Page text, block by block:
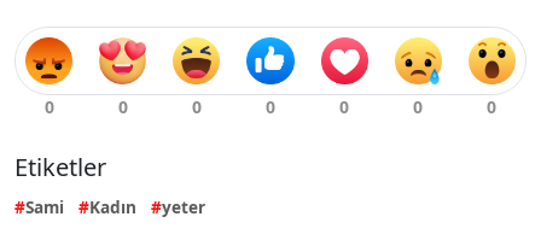
Etiketler
Sami Kadın yeter